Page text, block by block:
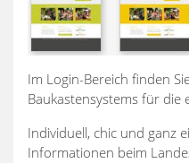
Im Login-Bereich finden
Baukastensystems für die
Individuell, chic und ganz
Informationen beim